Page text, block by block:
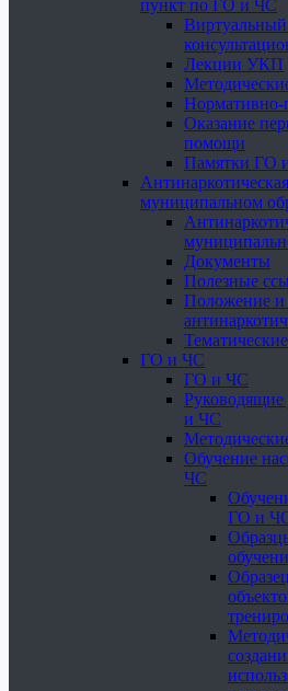
пункт по ГО и ЧС
Лекции УКП
Нормативно-
Оказание
помощи
Памятки ГО
муниципальном
Документы
Полезные
Положение и
ГО и ЧС
ГО и ЧС
и ЧС
Обучение
ЧС
ГО и